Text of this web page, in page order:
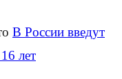
В России введут
лет